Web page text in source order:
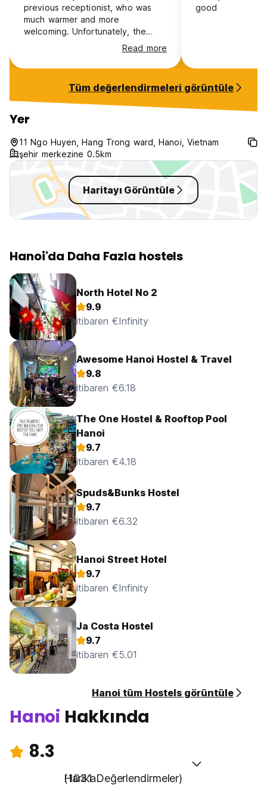
previous receptionist, who was
much warmer and more
welcoming. Unfortunately, the
current receptionist was not as
friendly or accommodating during
our stay.
Read more
good
Tüm değerlendirmeleri görüntüle
Yer
11 Ngo Huyen, Hang Trong ward, Hanoi, Vietnam
şehir merkezine 0.5km
Haritayı Görüntüle
Hanoi'da Daha Fazla hostels
North Hotel No 2
9.9
itibaren €Infinity
Awesome Hanoi Hostel & Travel
9.8
itibaren €6.18
The One Hostel & Rooftop Pool
Hanoi
9.7
itibaren €4.18
Spuds&Bunks Hostel
9.7
itibaren €6.32
Hanoi Street Hotel
9.7
itibaren €Infinity
Ja Costa Hostel
9.7
itibaren €5.01
Hanoi tüm Hostels görüntüle
Hanoi Hakkında
8.3
Harika
(1031 Değerlendirmeler)